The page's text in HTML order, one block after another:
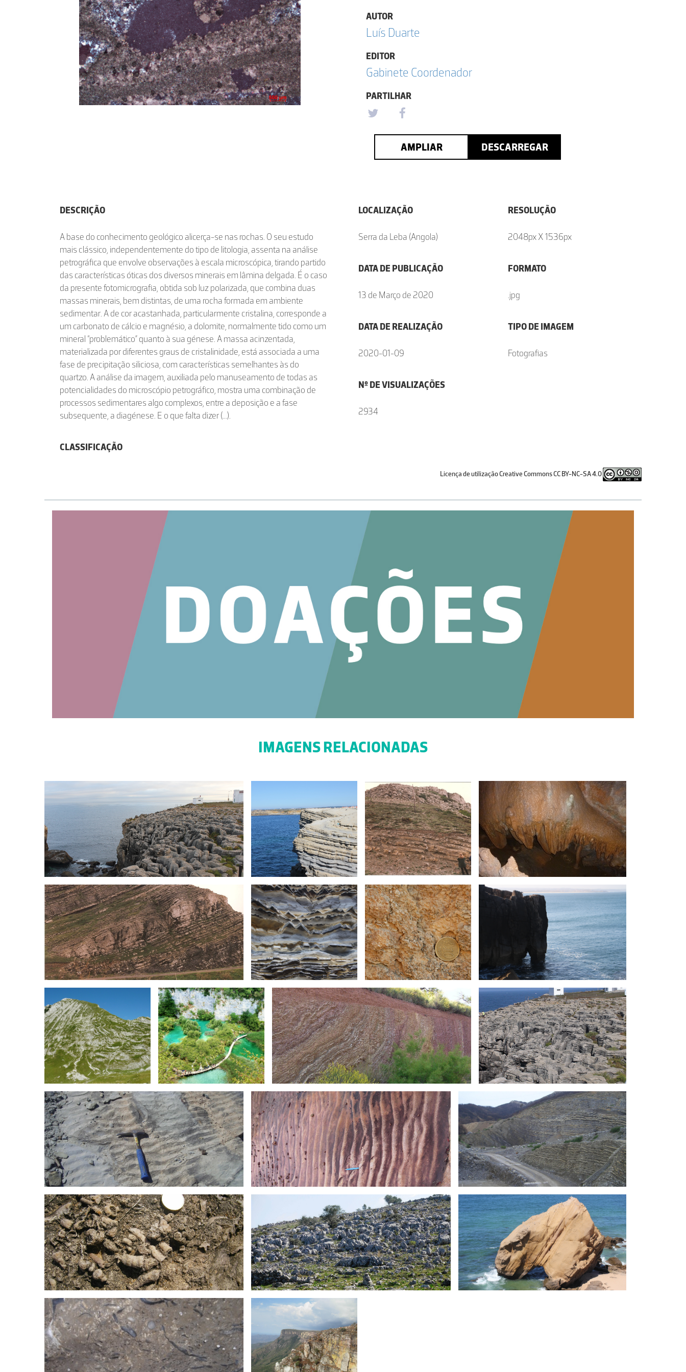
AUTOR
Luís Duarte
EDITOR
Gabinete Coordenador
PARTILHAR
AMPLIAR DESCARREGAR
DESCRIÇÃO
A base do conhecimento geológico alicerça-se nas rochas. O seu estudo
mais clássico, independentemente do tipo de litologia, assenta na análise
petrográfica que envolve observações à escala microscópica, tirando partido
das características óticas dos diversos minerais em lâmina delgada. É o caso
da presente fotomicrografia, obtida sob luz polarizada, que combina duas
massas minerais, bem distintas, de uma rocha formada em ambiente
sedimentar. A de cor acastanhada, particularmente cristalina, corresponde a
um carbonato de cálcio e magnésio, a dolomite, normalmente tido como um
mineral “problemático” quanto à sua génese. A massa acinzentada,
materializada por diferentes graus de cristalinidade, está associada a uma
fase de precipitação siliciosa, com características semelhantes às do
quartzo. A análise da imagem, auxiliada pelo manuseamento de todas as
potencialidades do microscópio petrográfico, mostra uma combinação de
processos sedimentares algo complexos, entre a deposição e a fase
subsequente, a diagénese. E o que falta dizer (...).
CLASSIFICAÇÃO
LOCALIZAÇÃO
Serra da Leba (Angola)
DATA DE PUBLICAÇÃO
13 de Março de 2020
DATA DE REALIZAÇÃO
2020-01-09
Nº DE VISUALIZAÇÕES
2934
RESOLUÇÃO
2048px X 1536px
FORMATO
.jpg
TIPO DE IMAGEM
Fotografias
Licença de utilização Creative Commons CC BY-NC-SA 4.0
IMAGENS RELACIONADAS